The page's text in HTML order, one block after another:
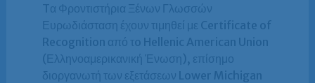
Tα Φροντιστήρια Ξένων Γλωσσών
Ευρωδιάσταση έχουν τιμηθεί με Certificate of
Recognition από τo Hellenic American Union
(Ελληνοαμερικανική Ένωση), επίσημο
διοργανωτή των εξετάσεων Lower Michigan